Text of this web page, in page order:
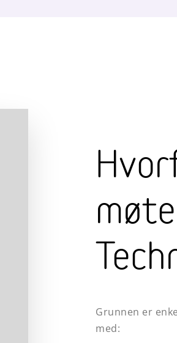
Grunnen er
med: